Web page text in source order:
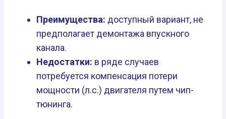
Преимущества: доступный вариант, не
предполагает демонтажа впускного
канала.
Недостатки: в ряде случаев
потребуется компенсация потери
мощности (л.с.) двигателя путем чип-
тюнинга.